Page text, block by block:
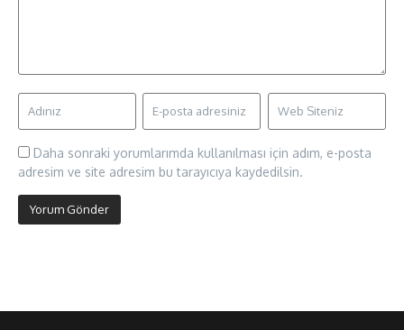
Daha sonraki yorumlarımda kullanılması için adım, e-posta
adresim ve site adresim bu tarayıcıya kaydedilsin.